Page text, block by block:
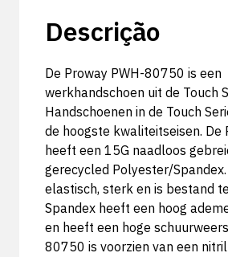
Descrição
De Proway PWH-80750 is een
werkhandschoen uit de Touch
Handschoenen in de Touch
de hoogste kwaliteitseisen. De
heeft een 15G naadloos
gerecycled Polyester/
elastisch, sterk en is bestand
Spandex heeft een hoog
en heeft een hoge
80750 is voorzien van een